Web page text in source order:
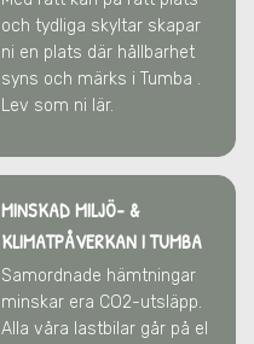
och tydliga skyltar skapar
ni en plats där hållbarhet
syns och märks i Tumba .
Lev som ni lär.
MINSKAD MILJÖ- &
KLIMATPÅVERKANI TUMBA
Samordnade hämtningar
minskar era CO2-utsläpp.
Alla våra lastbilar går på el